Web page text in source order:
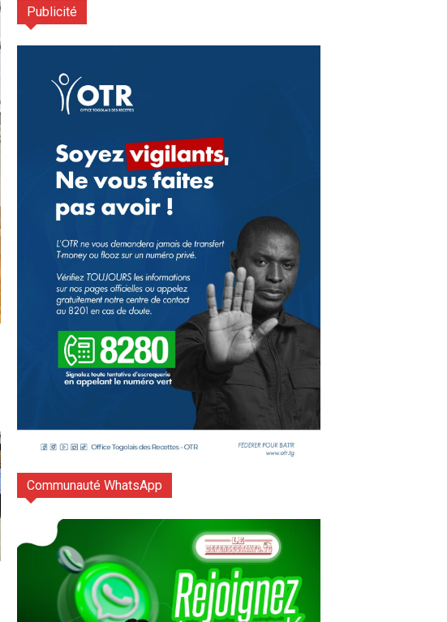
Publicité
Communauté WhatsApp